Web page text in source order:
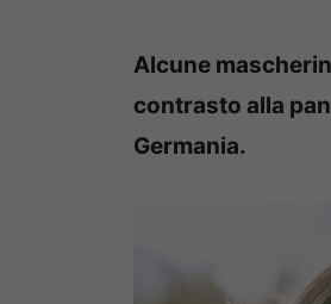
Alcune
contrasto alla
Germania.